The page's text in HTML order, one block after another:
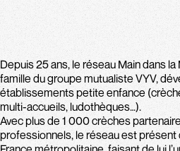
Depuis 25 ans, le réseau Main dans
famille du groupe mutualiste VYV,
établissements petite enfance
multi-accueils, ludothèques…).
Avec plus de 1 000 crèches
professionnels, le réseau est présent